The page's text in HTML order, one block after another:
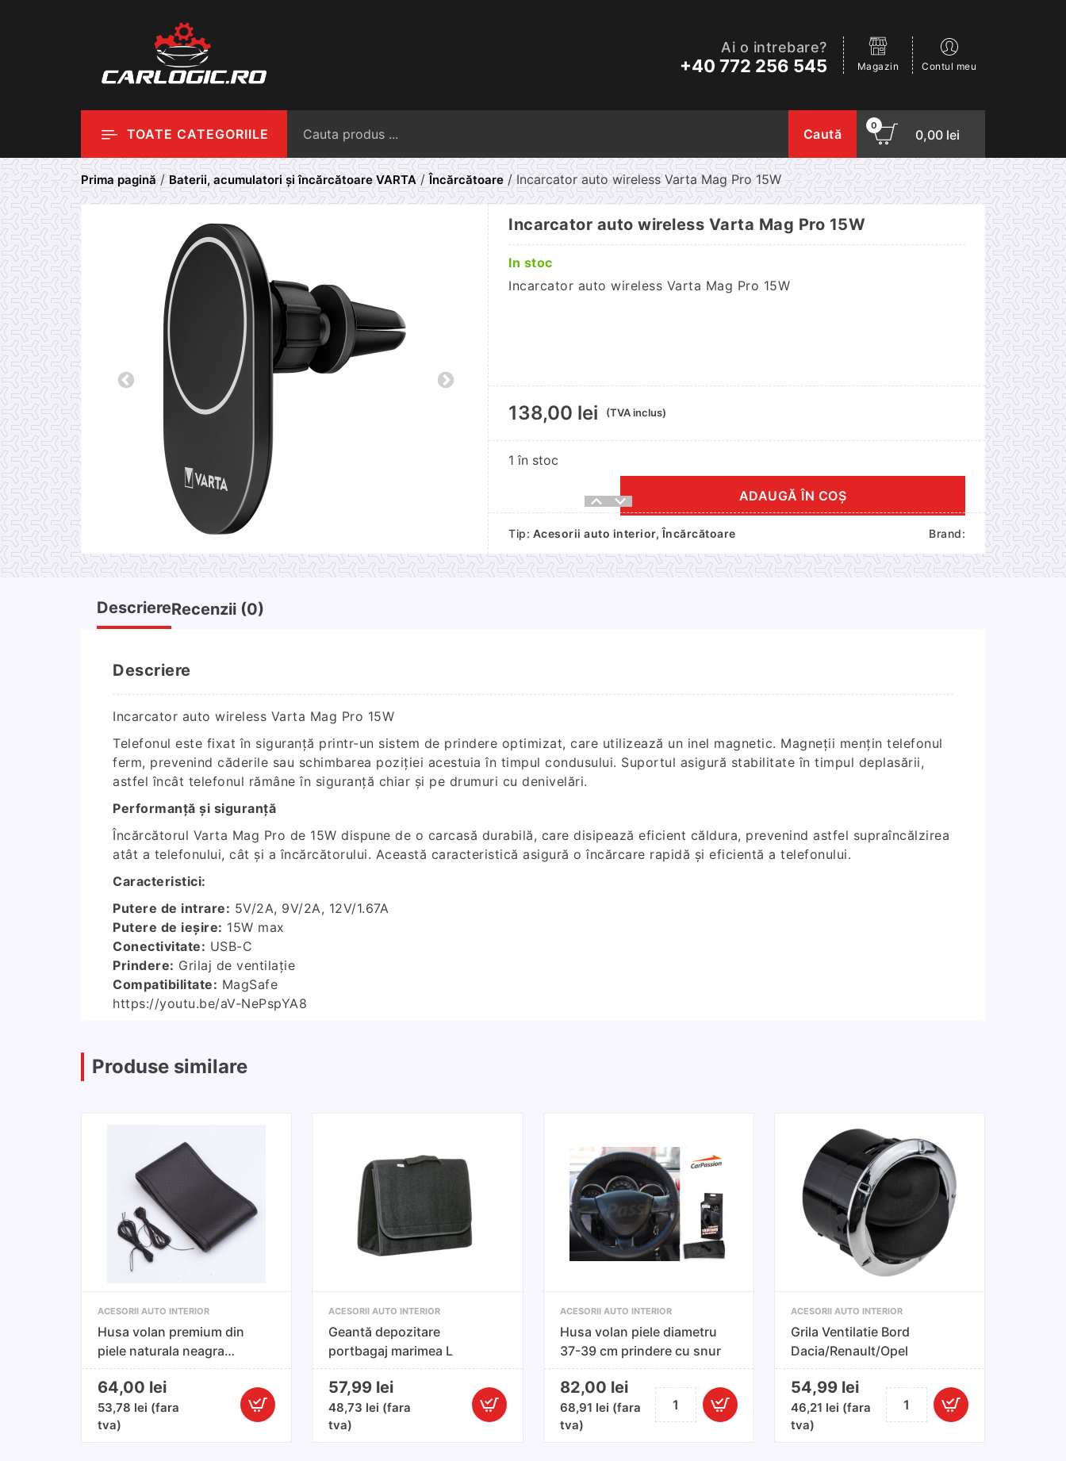
Ai o intrebare?
+40 772 256 545 Magazin Contul meu
TOATE CATEGORIILE Caută
0
0,00 lei
Prima pagină/ Baterii, acumulatori și încărcătoare VARTA/Încărcătoare / Incarcator auto wireless Varta Mag Pro 15W
Incarcator auto wireless Varta Mag Pro 15W
In stoc
Incarcator auto wireless Varta Mag Pro 15W
138,00 lei (TVA inclus)
1 în stoc
Cantitate
auto
wireless
Varta
ADAUGĂ ÎN COȘ
Tip: Acesorii auto interior,Încărcătoare Brand:
DescriereRecenzii (0)
Descriere
Incarcator auto wireless Varta Mag Pro 15W
Telefonul este fixat în siguranță printr-un sistem de prindere optimizat, care utilizează un inel magnetic. Magneții mențin telefonul
ferm, prevenind căderile sau schimbarea poziției acestuia în timpul condusului. Suportul asigură stabilitate în timpul deplasării,
astfel încât telefonul rămâne în siguranță chiar și pe drumuri cu denivelări.
Performanță și siguranță
Încărcătorul Varta Mag Pro de 15W dispune de o carcasă durabilă, care disipează eficient căldura, prevenind astfel supraîncălzirea
atât a telefonului, cât și a încărcătorului. Această caracteristică asigură o încărcare rapidă și eficientă a telefonului.
Caracteristici:
Putere de intrare: 5V/2A, 9V/2A, 12V/1.67A
Putere de ieșire: 15W max
Conectivitate: USB-C
Prindere: Grilaj de ventilație
Compatibilitate: MagSafe
https://youtu.be/aV-NePspYA8
Produse similare
ACESORII AUTO INTERIOR
Husa volan premium din
piele naturala neagra
perforata cu ac si ata
neagra
64,00 lei
53,78 lei (fara
tva)
Cantitate
ACESORII AUTO INTERIOR
Geantă depozitare
portbagaj marimea L
57,99 lei
48,73 lei (fara
tva)
Cantitate
ACESORII AUTO INTERIOR
Husa volan piele diametru
37-39 cm prindere cu snur
82,00 lei
68,91 lei (fara
tva)
Cantitate
Husa
ACESORII AUTO INTERIOR
Grila Ventilatie Bord
Dacia/Renault/Opel
54,99 lei
46,21 lei (fara
tva)
Cantitate
Grila